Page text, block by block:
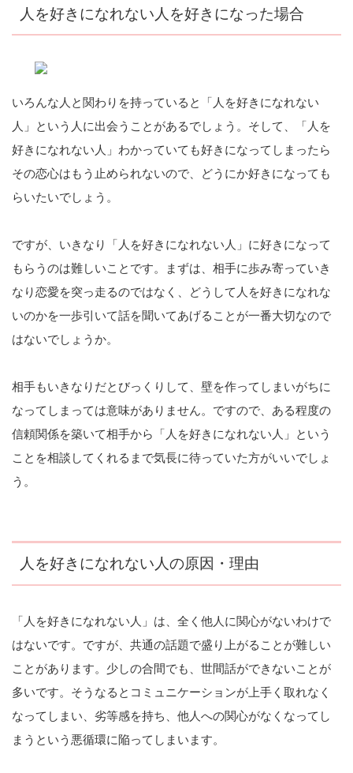
人を好きになれない人を好きになった場合
いろんな人と関わりを持っていると「人を好きになれない
人」という人に出会うことがあるでしょう。そして、「人を
好きになれない人」わかっていても好きになってしまったら
その恋心はもう止められないので、どうにか好きになっても
らいたいでしょう。
ですが、いきなり「人を好きになれない人」に好きになって
もらうのは難しいことです。まずは、相手に歩み寄っていき
なり恋愛を突っ走るのではなく、どうして人を好きになれな
いのかを一歩引いて話を聞いてあげることが一番大切なので
はないでしょうか。
相手もいきなりだとびっくりして、壁を作ってしまいがちに
なってしまっては意味がありません。ですので、ある程度の
信頼関係を築いて相手から「人を好きになれない人」という
ことを相談してくれるまで気長に待っていた方がいいでしょ
う。
人を好きになれない人の原因・理由
「人を好きになれない人」は、全く他人に関心がないわけで
はないです。ですが、共通の話題で盛り上がることが難しい
ことがあります。少しの合間でも、世間話ができないことが
多いです。そうなるとコミュニケーションが上手く取れなく
なってしまい、劣等感を持ち、他人への関心がなくなってし
まうという悪循環に陥ってしまいます。